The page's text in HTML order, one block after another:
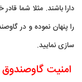
دارا باشند. مثلا شما
را پنهان نموده و در
سازی نمایید.
امنیت